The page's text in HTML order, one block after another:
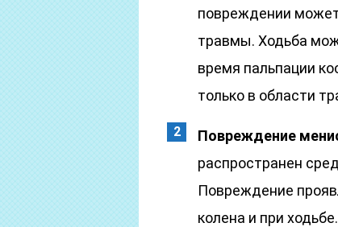
повреждении
травмы. Ходьба
время пальпации
только в области
Повреждение
распространен
Повреждение
колена и при